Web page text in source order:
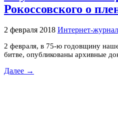
Рокоссовского о
2 февраля 2018 Интернет-
2 февраля, в 75-ю годовщину
битве, опубликованы архивные
Далее →